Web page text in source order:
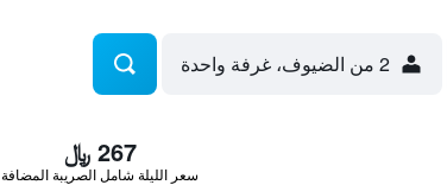
2 من الضيوف، غرفة واحدة
267 ﷼
سعر الليلة شامل الصريبة المضافة